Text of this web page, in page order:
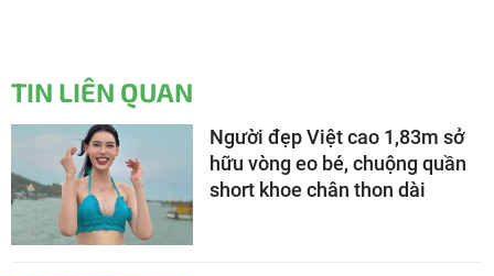
TIN LIÊN QUAN
Người đẹp Việt cao 1,83m sở
hữu vòng eo bé, chuộng quần
short khoe chân thon dài